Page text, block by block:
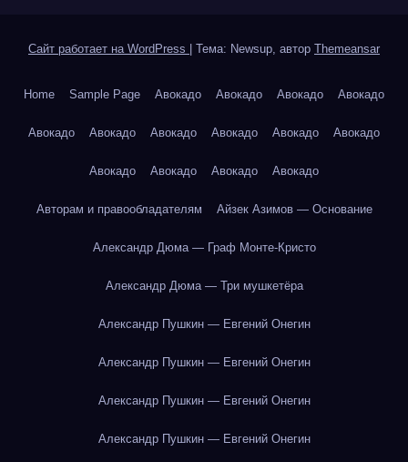
Сайт работает на WordPress Тема: Newsup, автор Themeansar
Home Sample Page Авокадо Авокадо Авокадо Авокадо
Авокадо Авокадо Авокадо Авокадо Авокадо Авокадо
Авокадо Авокадо Авокадо Авокадо
Авторам и правообладателям Айзек Азимов — Основание
Александр Дюма — Граф Монте-Кристо
Александр Дюма — Три мушкетёра
Александр Пушкин — Евгений Онегин
Александр Пушкин — Евгений Онегин
Александр Пушкин — Евгений Онегин
Александр Пушкин — Евгений Онегин